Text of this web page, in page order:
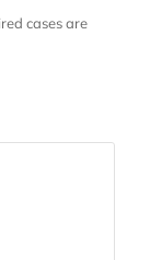
cases are